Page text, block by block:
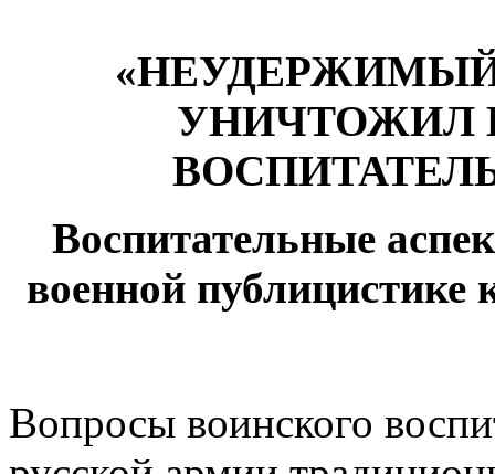
УНИЧТОЖИЛ
Воспитательные
военной публицистике
Вопросы воинского